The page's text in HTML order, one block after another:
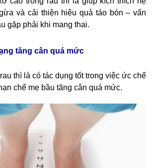
và cải thiện hiệu quả táo bón – vấn
gặp phải khi mang thai.
tăng cân quá mức
thì là có tác dụng tốt trong việc ức chế
chế mẹ bầu tăng cân quá mức.